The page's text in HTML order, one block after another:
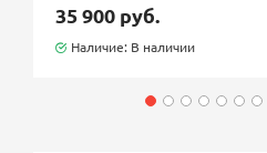
35 900 руб.
Наличие: В наличии